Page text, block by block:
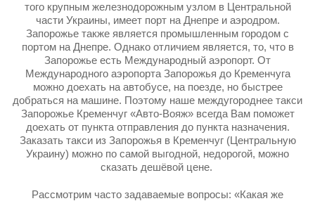
того крупным железнодорожным узлом в Центральной
части Украины, имеет порт на Днепре и аэродром.
Запорожье также является промышленным городом с
портом на Днепре. Однако отличием является, то, что в
Запорожье есть Международный аэропорт. От
Международного аэропорта Запорожья до Кременчуга
можно доехать на автобусе, на поезде, но быстрее
добраться на машине. Поэтому наше междугороднее такси
Запорожье Кременчуг «Авто-Вояж» всегда Вам поможет
доехать от пункта отправления до пункта назначения.
Заказать такси из Запорожья в Кременчуг (Центральную
Украину) можно по самой выгодной, недорогой, можно
сказать дешёвой цене.
Рассмотрим часто задаваемые вопросы: «Какая же